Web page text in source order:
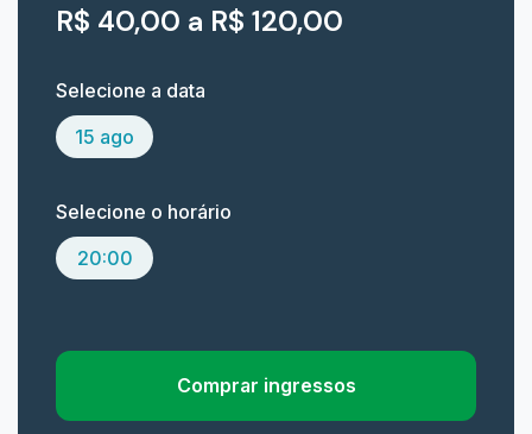
R$ 40,00 a R$ 120,00
Selecione a data
15 ago
Selecione o horário
20:00
Comprar ingressos